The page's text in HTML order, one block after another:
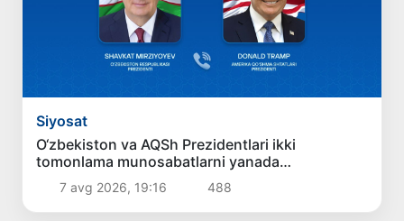
Siyosat
O‘zbekiston va AQSh Prezidentlari ikki
tomonlama munosabatlarni yanada
mustahkamlash istiqbollarini muhokama qildilar
7 avg 2026, 19:16 488